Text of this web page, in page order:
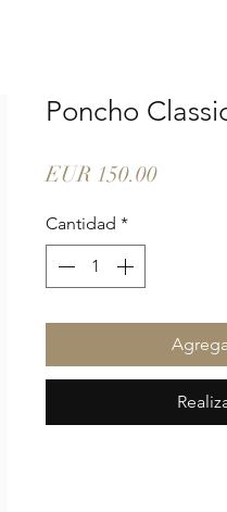
Poncho
EUR 150.00Precio
Cantidad *